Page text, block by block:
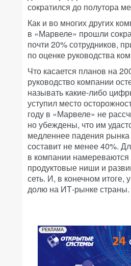
сократился до полутора
Как и во многих других
в «Марвеле» прошли
почти 20% сотрудников,
по оценке руководства
Что касается планов на
руководство компании
называть какие-либо
уступил место
году в «Марвеле» не
но убеждены, что им
медленнее падения
составит не менее 40%.
в компании намереваются
продуктовые ниши и
сеть. И, в конечном итоге,
долю на ИТ-рынке страны.
РЕКЛАМА